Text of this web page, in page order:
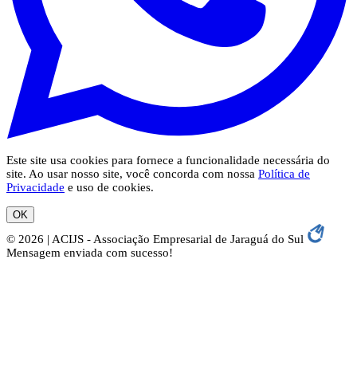
Este site usa cookies para fornece a funcionalidade necessária do
site. Ao usar nosso site, você concorda com nossa Política de
Privacidade e uso de cookies.
OK
© 2026 | ACIJS - Associação Empresarial de Jaraguá do Sul
Mensagem enviada com sucesso!